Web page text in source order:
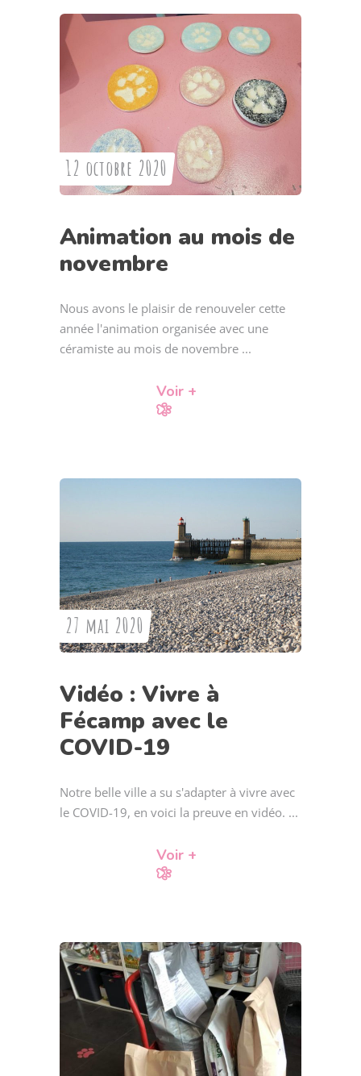
12 octobre 2020
Animation au mois de
novembre
Nous avons le plaisir de renouveler cette
année l'animation organisée avec une
céramiste au mois de novembre
Voir +
27 mai 2020
Vidéo : Vivre à
Fécamp avec le
COVID-19
Notre belle ville a su s'adapter à vivre avec
le COVID-19, en voici la preuve en vidéo.
Voir +